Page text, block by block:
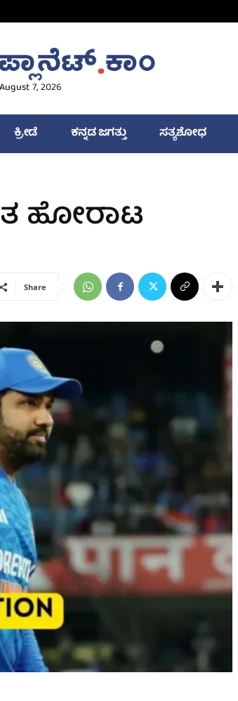
7, 2026
ಕ್ರೀಡೆ ಕನ್ನಡ ಜಗತ್ತು ಸತ್ಯಶೋಧ
ಹೋರಾಟ
Share